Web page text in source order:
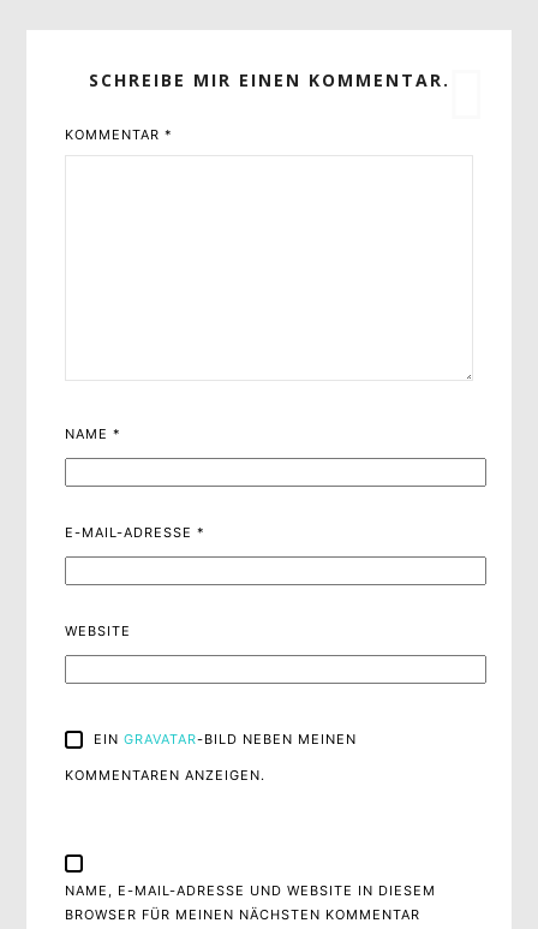
SCHREIBE MIR EINEN KOMMENTAR.
KOMMENTAR*
NAME*
E-MAIL-ADRESSE*
WEBSITE
EIN GRAVATAR-BILD NEBEN MEINEN
KOMMENTAREN ANZEIGEN.
NAME, E-MAIL-ADRESSE UND WEBSITE IN DIESEM
BROWSER FÜR MEINEN NÄCHSTEN KOMMENTAR